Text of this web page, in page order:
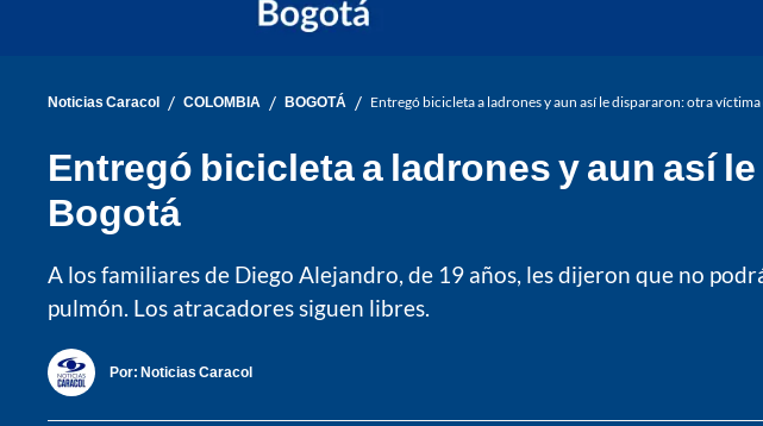
Noticias Caracol / COLOMBIA / BOGOTÁ / Entregó bicicleta a ladrones y aun así le dispararon: otra
Entregó bicicleta a ladrones y aun así
Bogotá
A los familiares de Diego Alejandro, de 19 años, les dijeron que no
pulmón. Los atracadores siguen libres.
Por: Noticias Caracol